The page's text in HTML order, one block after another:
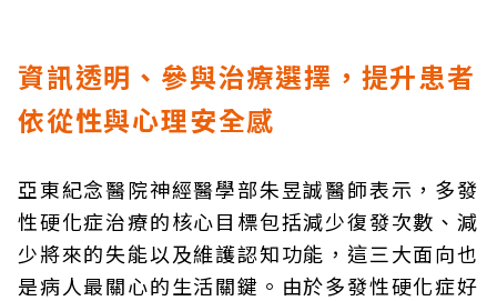
資訊透明、參與治療選擇，提升患者
依從性與心理安全感
亞東紀念醫院神經醫學部朱昱誠醫師表示，多發
性硬化症治療的核心目標包括減少復發次數、減
少將來的失能以及維護認知功能，這三大面向也
是病人最關心的生活關鍵。由於多發性硬化症好